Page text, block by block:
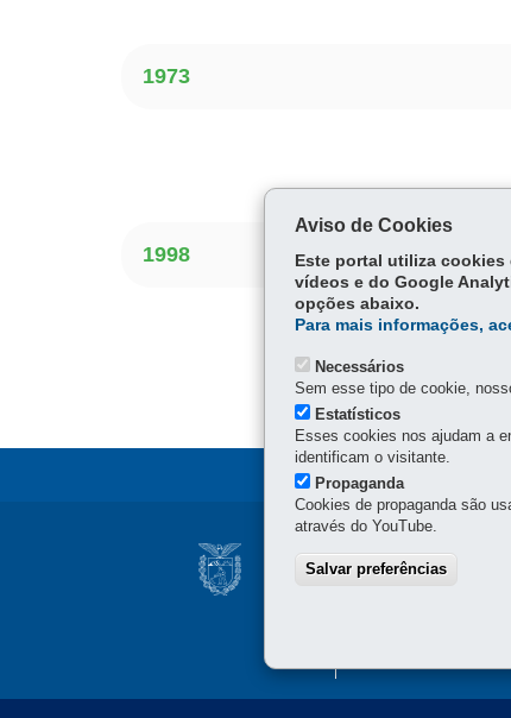
1973
1998
Navegação
principal
INSTITUTO DE
Aviso de Cookies
Este portal utiliza
vídeos e do Google
opções abaixo.
Para mais informações,
Necessários
Sem esse tipo de cookie,
Estatísticos
Esses cookies nos ajudam a
identificam o visitante.
Propaganda
Cookies de propaganda são
através do YouTube.
Salvar preferências